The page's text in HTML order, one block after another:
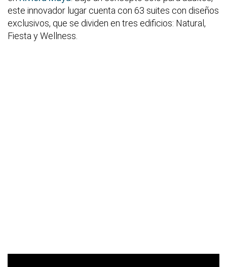
este innovador lugar cuenta con 63 suites con diseños
exclusivos, que se dividen en tres edificios: Natural,
Fiesta y Wellness.